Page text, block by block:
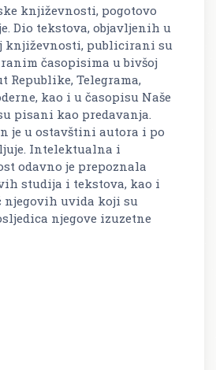
književnosti, pogotovo
Dio tekstova, objavljenih u
književnosti, publicirani su
časopisima u bivšoj
Republike, Telegrama,
kao i u časopisu Naše
pisani kao predavanja.
je u ostavštini autora i po
Intelektualna i
odavno je prepoznala
studija i tekstova, kao i
njegovih uvida koji su
njegove izuzetne